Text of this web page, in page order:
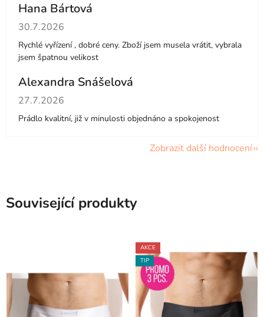
Hana Bártová
Hodnocení obchodu je 4 z 5 hvězdiček.
30.7.2026
Rychlé vyřízení , dobré ceny. Zboží jsem musela vrátit, vybrala
jsem špatnou velikost
Alexandra Snášelová
Hodnocení obchodu je 5 z 5 hvězdiček.
27.7.2026
Prádlo kvalitní, již v minulosti objednáno a spokojenost
Zobrazit další hodnocení
Související produkty
AKCE
TIP